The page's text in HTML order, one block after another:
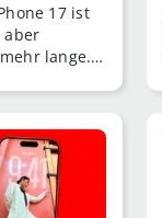
17 ist
aber
lange.